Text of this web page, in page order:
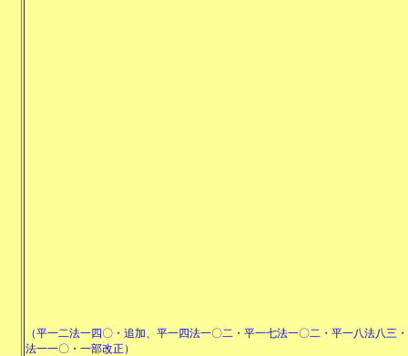
（平一二法一四〇・追加、平一四法一〇二・平一七法一〇二・平一八法八三
法一一〇・一部改正）